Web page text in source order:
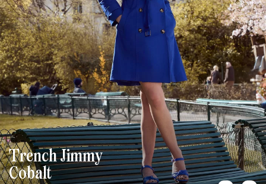
Trench Jimmy
Cobalt